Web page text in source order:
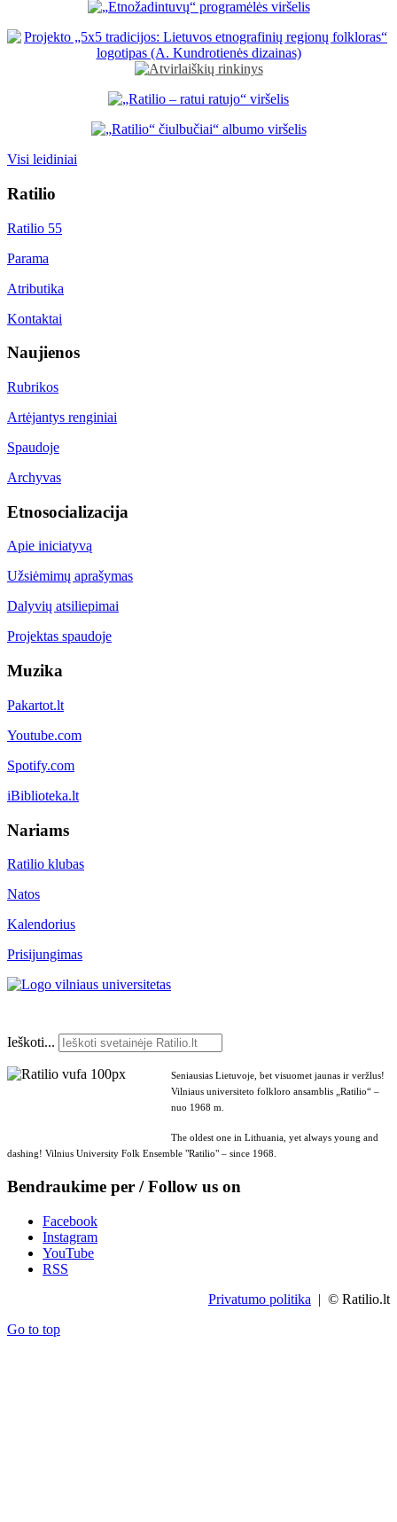
Visi leidiniai
Ratilio
Ratilio 55
Parama
Atributika
Kontaktai
Naujienos
Rubrikos
Artėjantys renginiai
Spaudoje
Archyvas
Etnosocializacija
Apie iniciatyvą
Užsiėmimų aprašymas
Dalyvių atsiliepimai
Projektas spaudoje
Muzika
Pakartot.lt
Youtube.com
Spotify.com
iBiblioteka.lt
Nariams
Ratilio klubas
Natos
Kalendorius
Prisijungimas
Ieškoti...
Seniausias Lietuvoje, bet visuomet jaunas ir veržlus!
Vilniaus universiteto folkloro ansamblis „Ratilio“ –
nuo 1968 m.
The oldest one in Lithuania, yet always young and
dashing! Vilnius University Folk Ensemble "Ratilio" – since 1968.
Bendraukime per / Follow us on
Facebook
Instagram
YouTube
RSS
Privatumo politika | © Ratilio.lt
Go to top